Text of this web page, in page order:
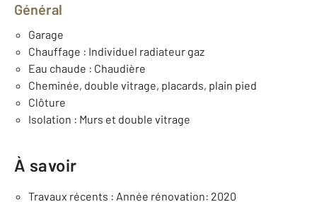
Général
Garage
Chauffage : Individuel radiateur gaz
Eau chaude : Chaudière
Cheminée, double vitrage, placards, plain pied
Clôture
Isolation : Murs et double vitrage
À savoir
Travaux récents : Année rénovation: 2020